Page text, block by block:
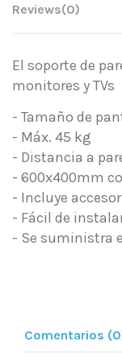
Reviews(0)
El soporte de
monitores y TVs
- Tamaño de
- Máx. 45 kg
- Distancia a
- 600x400mm
- Incluye
- Fácil de
- Se suministra
Comentarios